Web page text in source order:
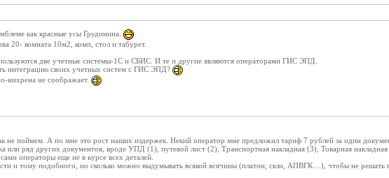
как красные усы Грудинина.
20- комната 10м2, комп, стол и табурет.
две учетные системы-1С и СБИС. И те и другие являются операторами ГИС ЭПД.
интеграцию своих учетных систем с ГИС ЭПД?
нихрена не соображает.
не поймем. А по мне это рост наших издержек. Некий оператор мне предложил тариф 7 рублей за один
или ряд других документов, вроде УПД (1), путевой лист (2), Транспортная накладная (3), Товарная накладная
операторы еще не в курсе всех деталей.
и тому подобного, но сколько можно выдумывать всякой всячины (платон, скзи, АПВГК....), чтобы не решать